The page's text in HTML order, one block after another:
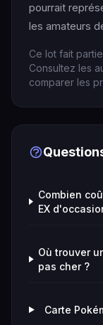
pourrait
les amateurs
Ce lot fait
Consultez les
comparer les
Combien
EX
Où trouver
pas cher ?
Carte